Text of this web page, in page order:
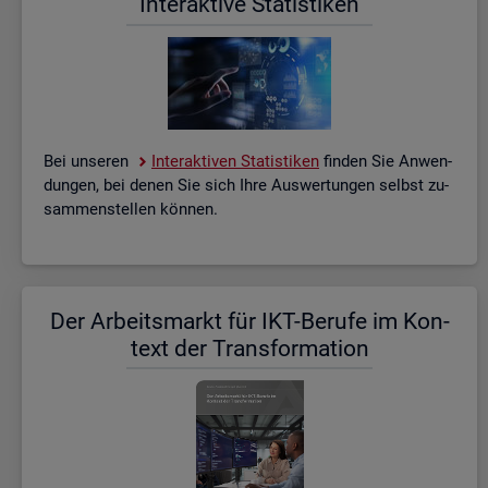
Bei un­se­ren In­ter­ak­ti­ven Sta­tis­ti­ken fin­den Sie An­wen­
dun­gen, bei denen Sie sich Ihre Aus­wer­tun­gen selbst zu­
sam­men­stel­len kön­nen.
Der Ar­beits­markt für IKT-Be­ru­fe im Kon­
text der Trans­for­ma­ti­on